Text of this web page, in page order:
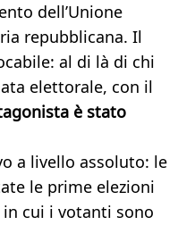
dell’Unione
repubblicana. Il
al di là di chi
elettorale, con il
è stato
a livello assoluto: le
le prime elezioni
cui i votanti sono